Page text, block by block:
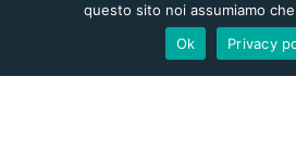
questo sito noi assumiamo
Ok
Privacy